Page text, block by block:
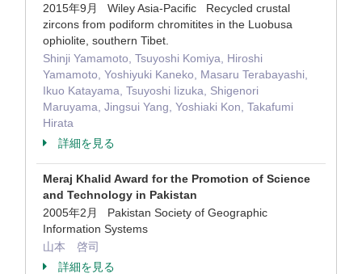
2015年9月 Wiley Asia-Pacific Recycled crustal
zircons from podiform chromitites in the Luobusa
ophiolite, southern Tibet.
Shinji Yamamoto, Tsuyoshi Komiya, Hiroshi
Yamamoto, Yoshiyuki Kaneko, Masaru Terabayashi,
Ikuo Katayama, Tsuyoshi Iizuka, Shigenori
Maruyama, Jingsui Yang, Yoshiaki Kon, Takafumi
Hirata
詳細を見る
Meraj Khalid Award for the Promotion of Science
and Technology in Pakistan
2005年2月 Pakistan Society of Geographic
Information Systems
山本 啓司
詳細を見る